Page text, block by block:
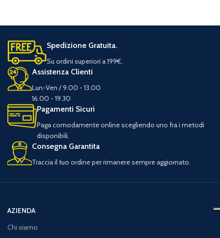
Spedizione Gratuita.
Su ordini superiori a 199€.
Assistenza Clienti
Lun-Ven / 9.00 - 13.00
16.00 - 19.30
Pagamenti Sicuri
Paga comodamente online scegliendo uno fra i metodi
disponibili.
Consegna Garantita
Traccia il tuo ordine per rimanere sempre aggiornato.
AZIENDA
Chi siamo